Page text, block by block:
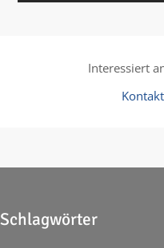
Interessiert
Schlagwörter